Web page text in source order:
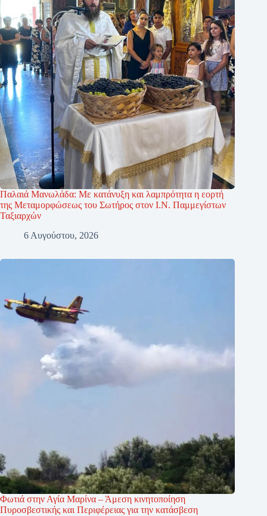
Παλαιά Μανωλάδα: Με κατάνυξη και λαμπρότητα η εορτή
της Μεταμορφώσεως του Σωτήρος στον Ι.Ν. Παμμεγίστων
Ταξιαρχών
6 Αυγούστου, 2026
Φωτιά στην Αγία Μαρίνα – Άμεση κινητοποίηση
Πυροσβεστικής και Περιφέρειας για την κατάσβεση